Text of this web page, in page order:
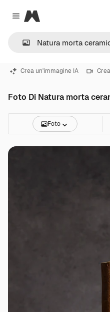
Close menu
Magnific
Crea un'immagine IA
Foto Di Natura morta
Foto